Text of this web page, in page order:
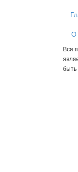
О
Вся
быть